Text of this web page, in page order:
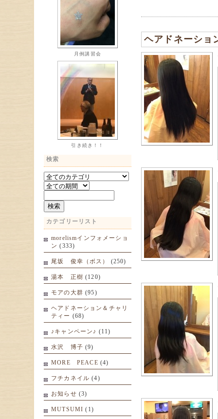
月例講習会
引き続き！！
検索
カテゴリーリスト
morelismインフォメーショ
ン (333)
尾坂 俊幸（ボス） (250)
湯本 正樹 (120)
モアの大群 (95)
ヘアドネーション＆チャリ
ティー (68)
♪キャンペーン♪ (11)
水沢 博子 (9)
MORE PEACE (4)
フチカネイル (4)
お知らせ (3)
MUTSUMI (1)
ヘアドネーショ